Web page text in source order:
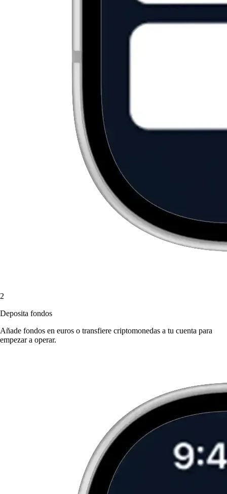
2
Deposita fondos
Añade fondos en euros o transfiere criptomonedas a tu cuenta para
empezar a operar.